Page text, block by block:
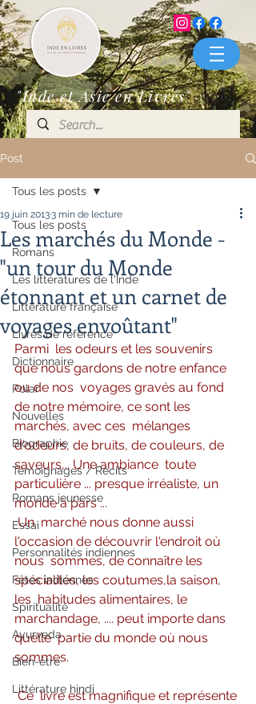
"Inde et Asie en Livres"
Post
Tous les posts
Romans
Les littératures de l'Inde
Littérature française
Livres de référence
Dictionnaire
Polar
Nouvelles
Biographie
Témoignages / Récits
Romans jeunesse
Essai
Personnalités indiennes
Fêtes indiennes
Spiritualité
Ayurveda
Bien-être
Littérature hindi
Tous les posts
Les marchés du Monde -
"un tour du Monde
étonnant et un carnet de
voyages envoûtant"
19 juin 20133 min de lecture
Parmi  les odeurs et les souvenirs
que nous gardons de notre enfance
ou de nos  voyages gravés au fond
de notre mémoire, ce sont les
marchés, avec ces  mélanges
d'odeurs, de bruits, de couleurs, de
saveurs,.. Une ambiance  toute
particulière ... presque irréaliste, un
monde à pars ...
Un  marché nous donne aussi
l'occasion de découvrir l'endroit où
nous  sommes, de connaître les
spécialités, les coutumes,la saison,
les  habitudes alimentaires, le
marchandage, .... peut importe dans
quelle  partie du monde où nous
sommes.
Ce  livre est magnifique et représente